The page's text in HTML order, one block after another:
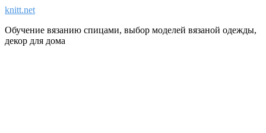
knitt.net
Обучение вязанию спицами, выбор моделей вязаной одежды,
декор для дома